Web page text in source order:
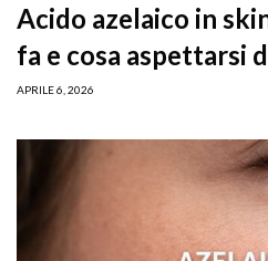
Acido azelaico in
fa e cosa aspettarsi
APRILE 6, 2026